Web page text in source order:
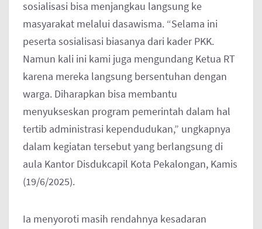
sosialisasi bisa menjangkau langsung ke
masyarakat melalui dasawisma. “Selama ini
peserta sosialisasi biasanya dari kader PKK.
Namun kali ini kami juga mengundang Ketua RT
karena mereka langsung bersentuhan dengan
warga. Diharapkan bisa membantu
menyukseskan program pemerintah dalam hal
tertib administrasi kependudukan,” ungkapnya
dalam kegiatan tersebut yang berlangsung di
aula Kantor Disdukcapil Kota Pekalongan, Kamis
(19/6/2025).
Ia menyoroti masih rendahnya kesadaran